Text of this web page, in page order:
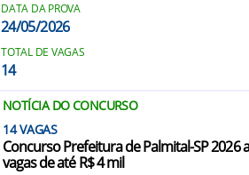
DATA DA PROVA
24/05/2026
TOTAL DE VAGAS
14
NOTÍCIA DO CONCURSO
14
Concurso Prefeitura de Palmital-SP 2026
vagas de até R$ 4 mil